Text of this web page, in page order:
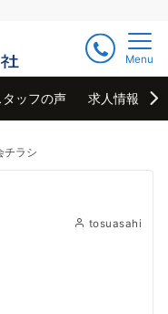
Menu
タッフの声 求人情報
チラシ
tosuasahi